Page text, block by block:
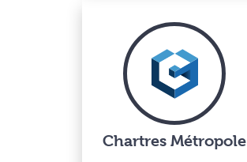
Chartres Métropole